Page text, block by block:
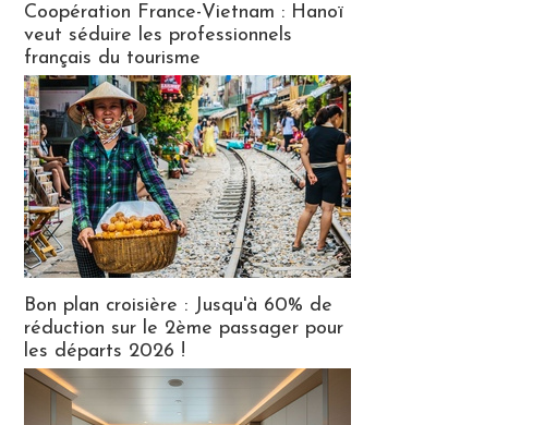
Coopération France-Vietnam : Hanoï
veut séduire les professionnels
français du tourisme
Bon plan croisière : Jusqu'à 60% de
réduction sur le 2ème passager pour
les départs 2026 !